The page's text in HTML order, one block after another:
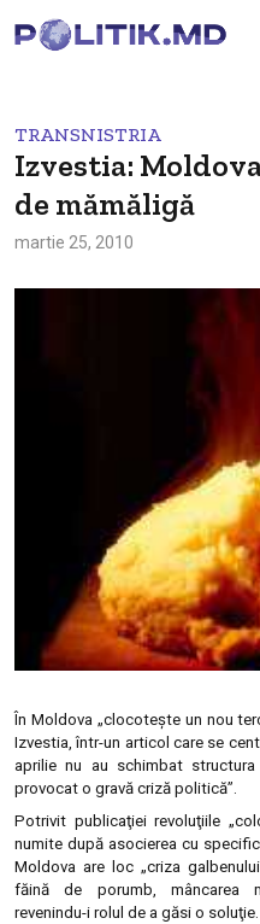
TRANSNISTRIA
Izvestia:
de mămăligă
martie 25, 2010
În Moldova „clocoteşte un nou
Izvestia, într-un articol care se
aprilie nu au schimbat
provocat o gravă criză politică”.
Potrivit publicaţiei revoluţiile
numite după asocierea cu
Moldova are loc „criza
făină de porumb, mâncarea
revenindu-i rolul de a găsi o soluţie.